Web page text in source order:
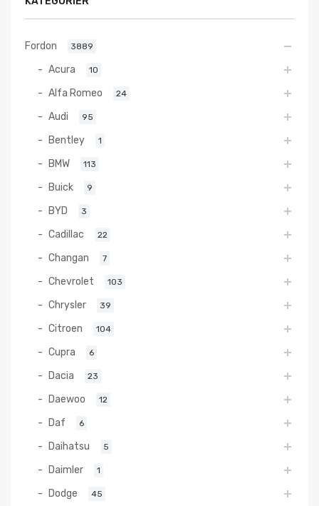
Fordon 3889
Acura 10
Alfa Romeo 24
Audi 95
Bentley 1
BMW 113
Buick 9
BYD 3
Cadillac 22
Changan 7
Chevrolet 103
Chrysler 39
Citroen 104
Cupra 6
Dacia 23
Daewoo 12
Daf 6
Daihatsu 5
Daimler 1
Dodge 45